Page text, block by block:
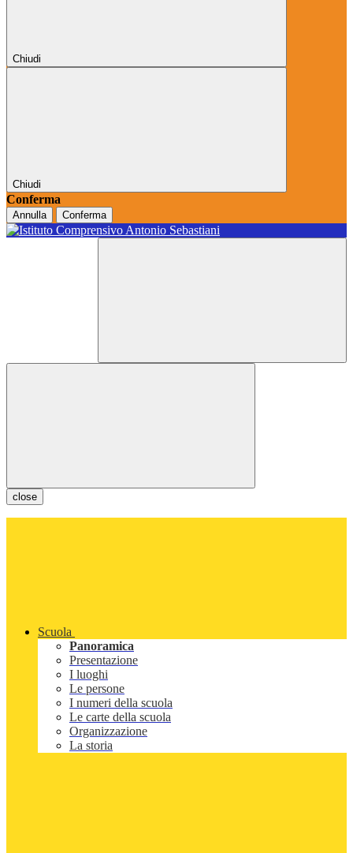
Chiudi
Chiudi
Conferma
Annulla Conferma
close
Scuola
Panoramica
Presentazione
I luoghi
Le persone
I numeri della scuola
Le carte della scuola
Organizzazione
La storia